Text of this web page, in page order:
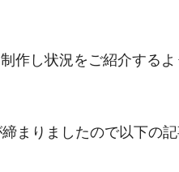
作し状況をご紹介するよ
まりましたので以下の